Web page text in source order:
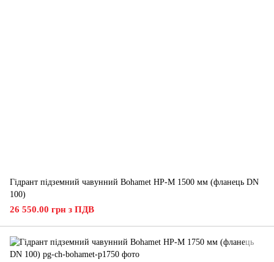
Гідрант підземний чавунний Bohamet HP-M 1500 мм (фланець DN
100)
26 550.00 грн з ПДВ